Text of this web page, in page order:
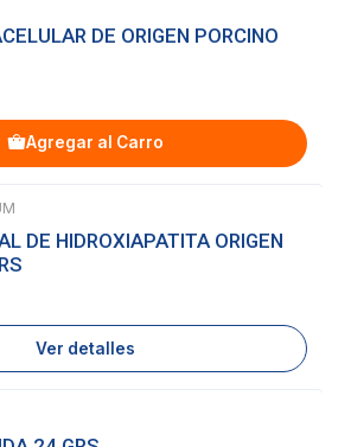
DE ORIGEN PORCINO
Agregar al Carro
DE HIDROXIAPATITA ORIGEN
Ver detalles